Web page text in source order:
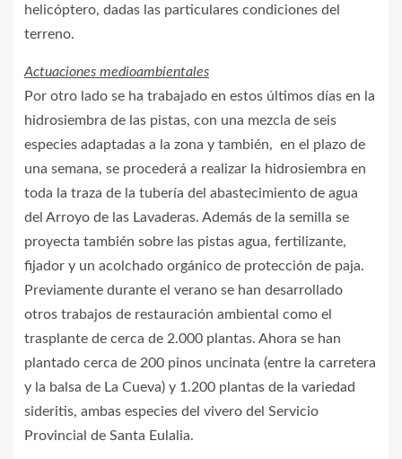
helicóptero, dadas las particulares condiciones del
terreno.
Actuaciones medioambientales
Por otro lado se ha trabajado en estos últimos días en la
hidrosiembra de las pistas, con una mezcla de seis
especies adaptadas a la zona y también, en el plazo de
una semana, se procederá a realizar la hidrosiembra en
toda la traza de la tubería del abastecimiento de agua
del Arroyo de las Lavaderas. Además de la semilla se
proyecta también sobre las pistas agua, fertilizante,
fijador y un acolchado orgánico de protección de paja.
Previamente durante el verano se han desarrollado
otros trabajos de restauración ambiental como el
trasplante de cerca de 2.000 plantas. Ahora se han
plantado cerca de 200 pinos uncinata (entre la carretera
y la balsa de La Cueva) y 1.200 plantas de la variedad
sideritis, ambas especies del vivero del Servicio
Provincial de Santa Eulalia.